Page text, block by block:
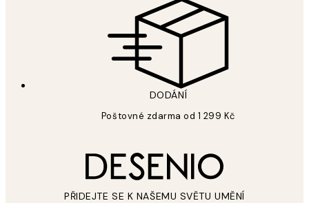
DODÁNÍ
Poštovné zdarma od 1 299 Kč
PŘIDEJTE SE K NAŠEMU SVĚTU UMĚNÍ